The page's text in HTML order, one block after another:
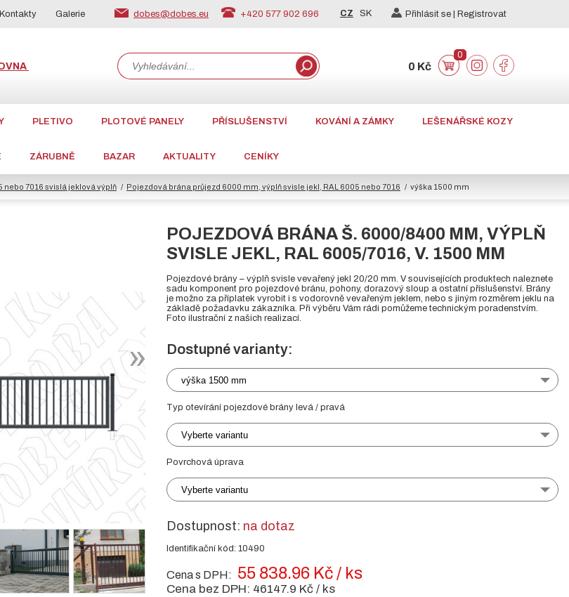
Kontakty Galerie dobes@dobes.eu +420 577 902 696 CZ SK Přihlásit se | Registrovat
0 Kč
0
PLETIVO PLOTOVÉ PANELY PŘÍSLUŠENSTVÍ KOVÁNÍ A ZÁMKY LEŠENÁŘSKÉ KOZY
ZÁRUBNĚ BAZAR AKTUALITY CENÍKY
nebo 7016 svislá jeklová výplň Pojezdová brána průjezd 6000 mm, výplň svisle jekl, RAL 6005 nebo 7016 výška 1500 mm
POJEZDOVÁ BRÁNA Š. 6000/8400 MM, VÝPLŇ
SVISLE JEKL, RAL 6005/7016, V. 1500 MM
Pojezdové brány – výplň svisle vevařený jekl 20/20 mm. V souvisejících produktech naleznete
sadu komponent pro pojezdové bránu, pohony, dorazový sloup a ostatní příslušenství. Brány
je možno za příplatek vyrobit i s vodorovně vevařeným jeklem, nebo s jiným rozměrem jeklu na
základě požadavku zákazníka. Při výběru Vám rádi pomůžeme technickým poradenstvím.
Foto ilustrační z našich realizací.
Dostupné varianty:
výška 1500 mm
Typ otevírání pojezdové brány levá / pravá
Vyberte variantu
Povrchová úprava
Vyberte variantu
Dostupnost: na dotaz
Identifikační kód: 10490
Cena s DPH: 55 838.96 Kč / ks
Cena bez DPH: 46147.9 Kč / ks